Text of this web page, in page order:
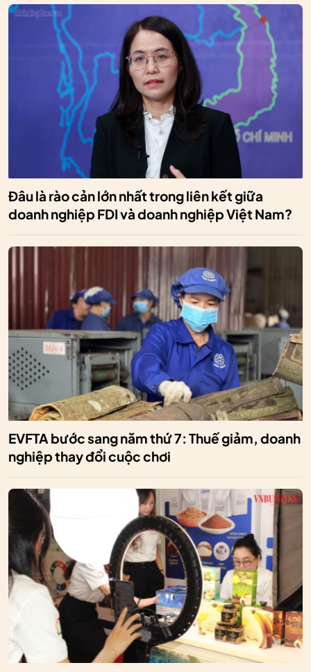
Đâu là rào cản lớn nhất trong liên kết giữa
doanh nghiệp FDI và doanh nghiệp Việt Nam?
EVFTA bước sang năm thứ 7: Thuế giảm, doanh
nghiệp thay đổi cuộc chơi